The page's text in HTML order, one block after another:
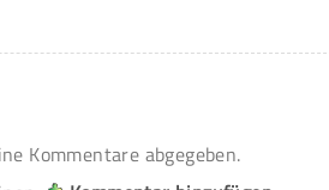
Kommentare abgegeben.